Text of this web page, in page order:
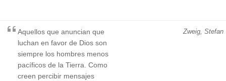
Zweig, Stefan
Aquellos que anuncian que
luchan en favor de Dios son
siempre los hombres menos
pacíficos de la Tierra. Como
creen percibir mensajes